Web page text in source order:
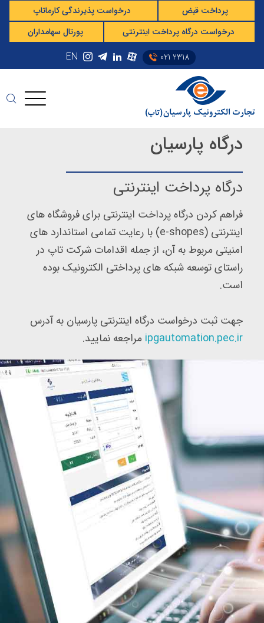
پرداخت قبض
درخواست پذیرندگی کارماتاپ
درخواست درگاه پرداخت اینترنتی
پورتال سهامداران
EN 021 2318
درگاه پارسیان
درگاه پرداخت اینترنتی
فراهم کردن درگاه پرداخت اینترنتی برای فروشگاه های
اینترنتی (e-shopes) با رعایت تمامی استاندارد های
امنیتی مربوط به آن، از جمله اقدامات شرکت تاپ در
راستای توسعه شبکه های پرداختی الکترونیک بوده
است.
جهت ثبت درخواست درگاه اینترنتی پارسیان به آدرس
ipgautomation.pec.ir مراجعه نمایید.